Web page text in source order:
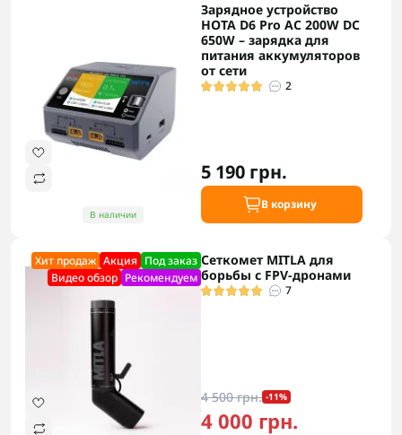
В наличии
Зарядное устройство
HOTA D6 Pro AC 200W DC
650W – зарядка для
питания аккумуляторов
от сети
2
5 190 грн.
В корзину
Хит продаж Акция Под заказ
Видео обзор Рекомендуем
Сеткомет MITLA для
борьбы с FPV-дронами
7
4 500 грн. -11%
4 000 грн.